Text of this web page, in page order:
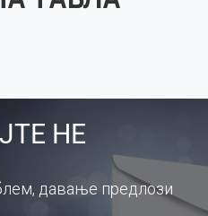
НЕ
давање предлози